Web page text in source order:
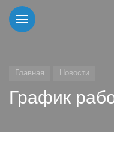
Главная Новости
График